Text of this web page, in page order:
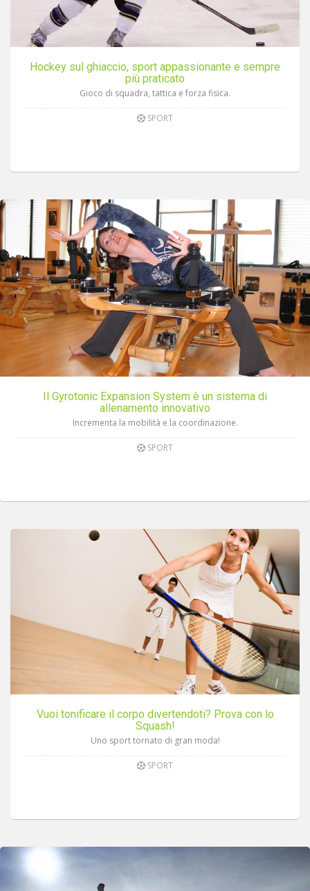
Hockey sul ghiaccio, sport appassionante e sempre
più praticato
Gioco di squadra, tattica e forza fisica.
SPORT
Il Gyrotonic Expansion System è un sistema di
allenamento innovativo
Incrementa la mobilità e la coordinazione.
SPORT
Vuoi tonificare il corpo divertendoti? Prova con lo
Squash!
Uno sport tornato di gran moda!
SPORT